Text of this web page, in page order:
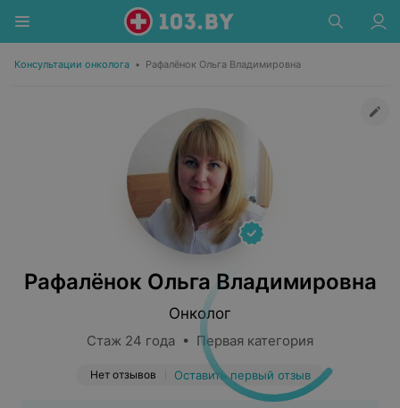
Консультации онколога • Рафалёнок Ольга Владимировна
Рафалёнок Ольга Владимировна
Онколог
Стаж 24 года • Первая категория
Нет отзывов Оставить первый отзыв